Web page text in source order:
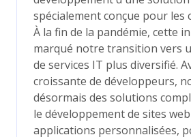
spécialement conçue pour les
À la fin de la pandémie, cette
marqué notre transition vers
de services IT plus diversifié.
croissante de développeurs,
désormais des solutions
le développement de sites
applications personnalisées,